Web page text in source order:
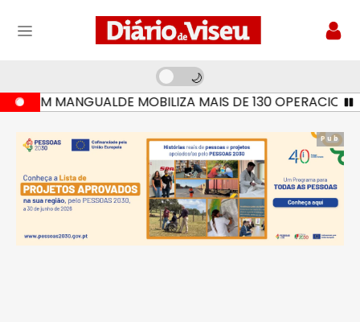
MANGUALDE MOBILIZA MAIS DE 130 OPERACIONAIS E
Pub